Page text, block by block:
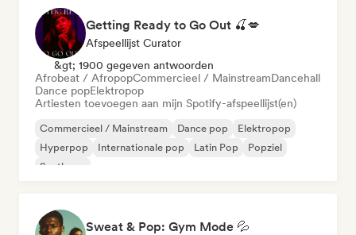
Getting Ready to Go Out 🍒💋
Afspeellijst Curator
&gt; 1900 gegeven antwoorden
Afrobeat / AfropopCommercieel / MainstreamDancehall
Dance popElektropop
Artiesten toevoegen aan mijn Spotify-afspeellijst(en)
Commercieel / Mainstream Dance pop
Elektropop
Hyperpop
Internationale pop Latin Pop
Popziel
Synthpop
Sweat & Pop: Gym Mode 💦